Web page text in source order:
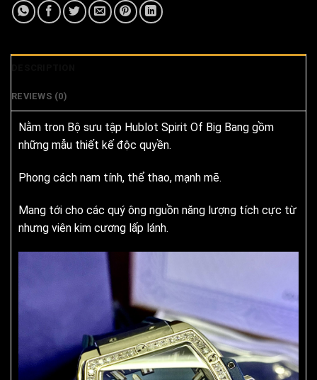
REVIEWS (0)
Nằm tron Bộ sưu tập Hublot Spirit Of Big Bang gồm
những mẫu thiết kế độc quyền.
Phong cách nam tính, thể thao, mạnh mẽ.
Mang tới cho các quý ông nguồn năng lượng tích cực từ
nhưng viên kim cương lấp lánh.